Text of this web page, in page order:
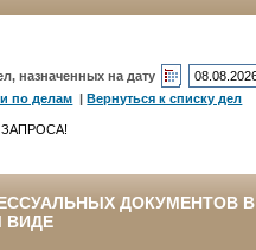
назначенных на дату
по делам |Вернуться к списку дел
ДОКУМЕНТОВ В
ВИДЕ